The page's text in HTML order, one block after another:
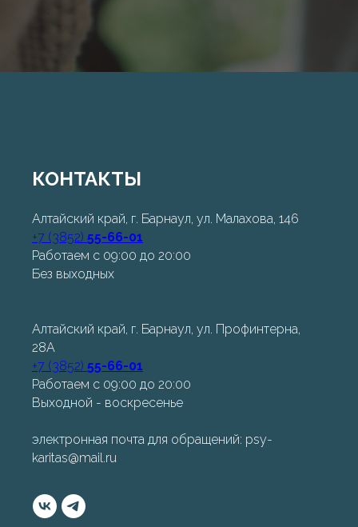
КОНТАКТЫ
Алтайский край, г. Барнаул, ул. Малахова, 146
+7 (3852) 55-66-01
Работаем с 09:00 до 20:00
Без выходных
Алтайский край, г. Барнаул, ул. Профинтерна,
28А
+7 (3852) 55-66-01
Работаем с 09:00 до 20:00
Выходной - воскресенье
электронная почта для обращений: psy-
karitas@mail.ru